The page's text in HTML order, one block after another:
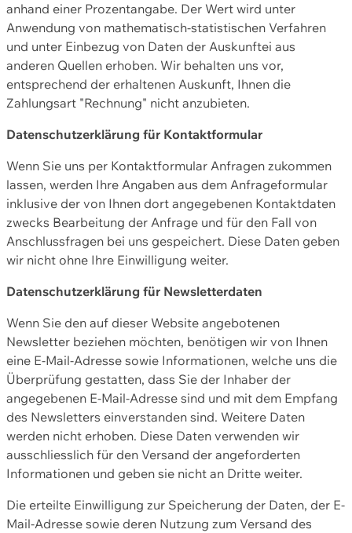
anhand einer Prozentangabe. Der Wert wird unter
Anwendung von mathematisch-statistischen Verfahren
und unter Einbezug von Daten der Auskunftei aus
anderen Quellen erhoben. Wir behalten uns vor,
entsprechend der erhaltenen Auskunft, Ihnen die
Zahlungsart "Rechnung" nicht anzubieten.
Datenschutzerklärung für Kontaktformular
Wenn Sie uns per Kontaktformular Anfragen zukommen
lassen, werden Ihre Angaben aus dem Anfrageformular
inklusive der von Ihnen dort angegebenen Kontaktdaten
zwecks Bearbeitung der Anfrage und für den Fall von
Anschlussfragen bei uns gespeichert. Diese Daten geben
wir nicht ohne Ihre Einwilligung weiter.
Datenschutzerklärung für Newsletterdaten
Wenn Sie den auf dieser Website angebotenen
Newsletter beziehen möchten, benötigen wir von Ihnen
eine E-Mail-Adresse sowie Informationen, welche uns die
Überprüfung gestatten, dass Sie der Inhaber der
angegebenen E-Mail-Adresse sind und mit dem Empfang
des Newsletters einverstanden sind. Weitere Daten
werden nicht erhoben. Diese Daten verwenden wir
ausschliesslich für den Versand der angeforderten
Informationen und geben sie nicht an Dritte weiter.
Die erteilte Einwilligung zur Speicherung der Daten, der E-
Mail-Adresse sowie deren Nutzung zum Versand des